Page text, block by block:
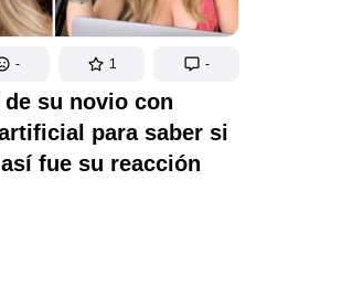
- 1 -
su novio con
para saber si
fue su reacción